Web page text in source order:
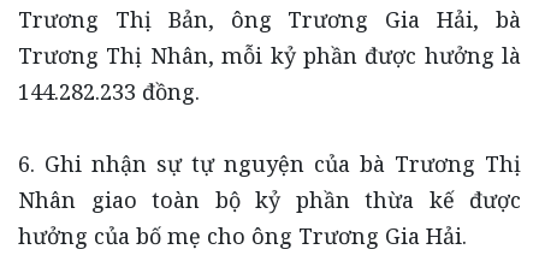
Trương Thị Bản, ông Trương Gia Hải, bà
Trương Thị Nhân, mỗi kỷ phần được hưởng là
144.282.233 đồng.
6. Ghi nhận sự tự nguyện của bà Trương Thị
Nhân giao toàn bộ kỷ phần thừa kế được
hưởng của bố mẹ cho ông Trương Gia Hải.